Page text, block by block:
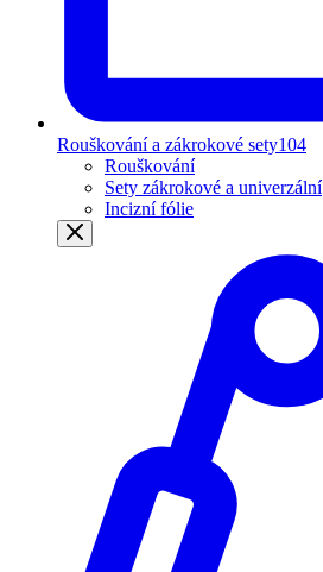
Rouškování a zákrokové sety104
Rouškování
Sety zákrokové a univerzální
Incizní fólie